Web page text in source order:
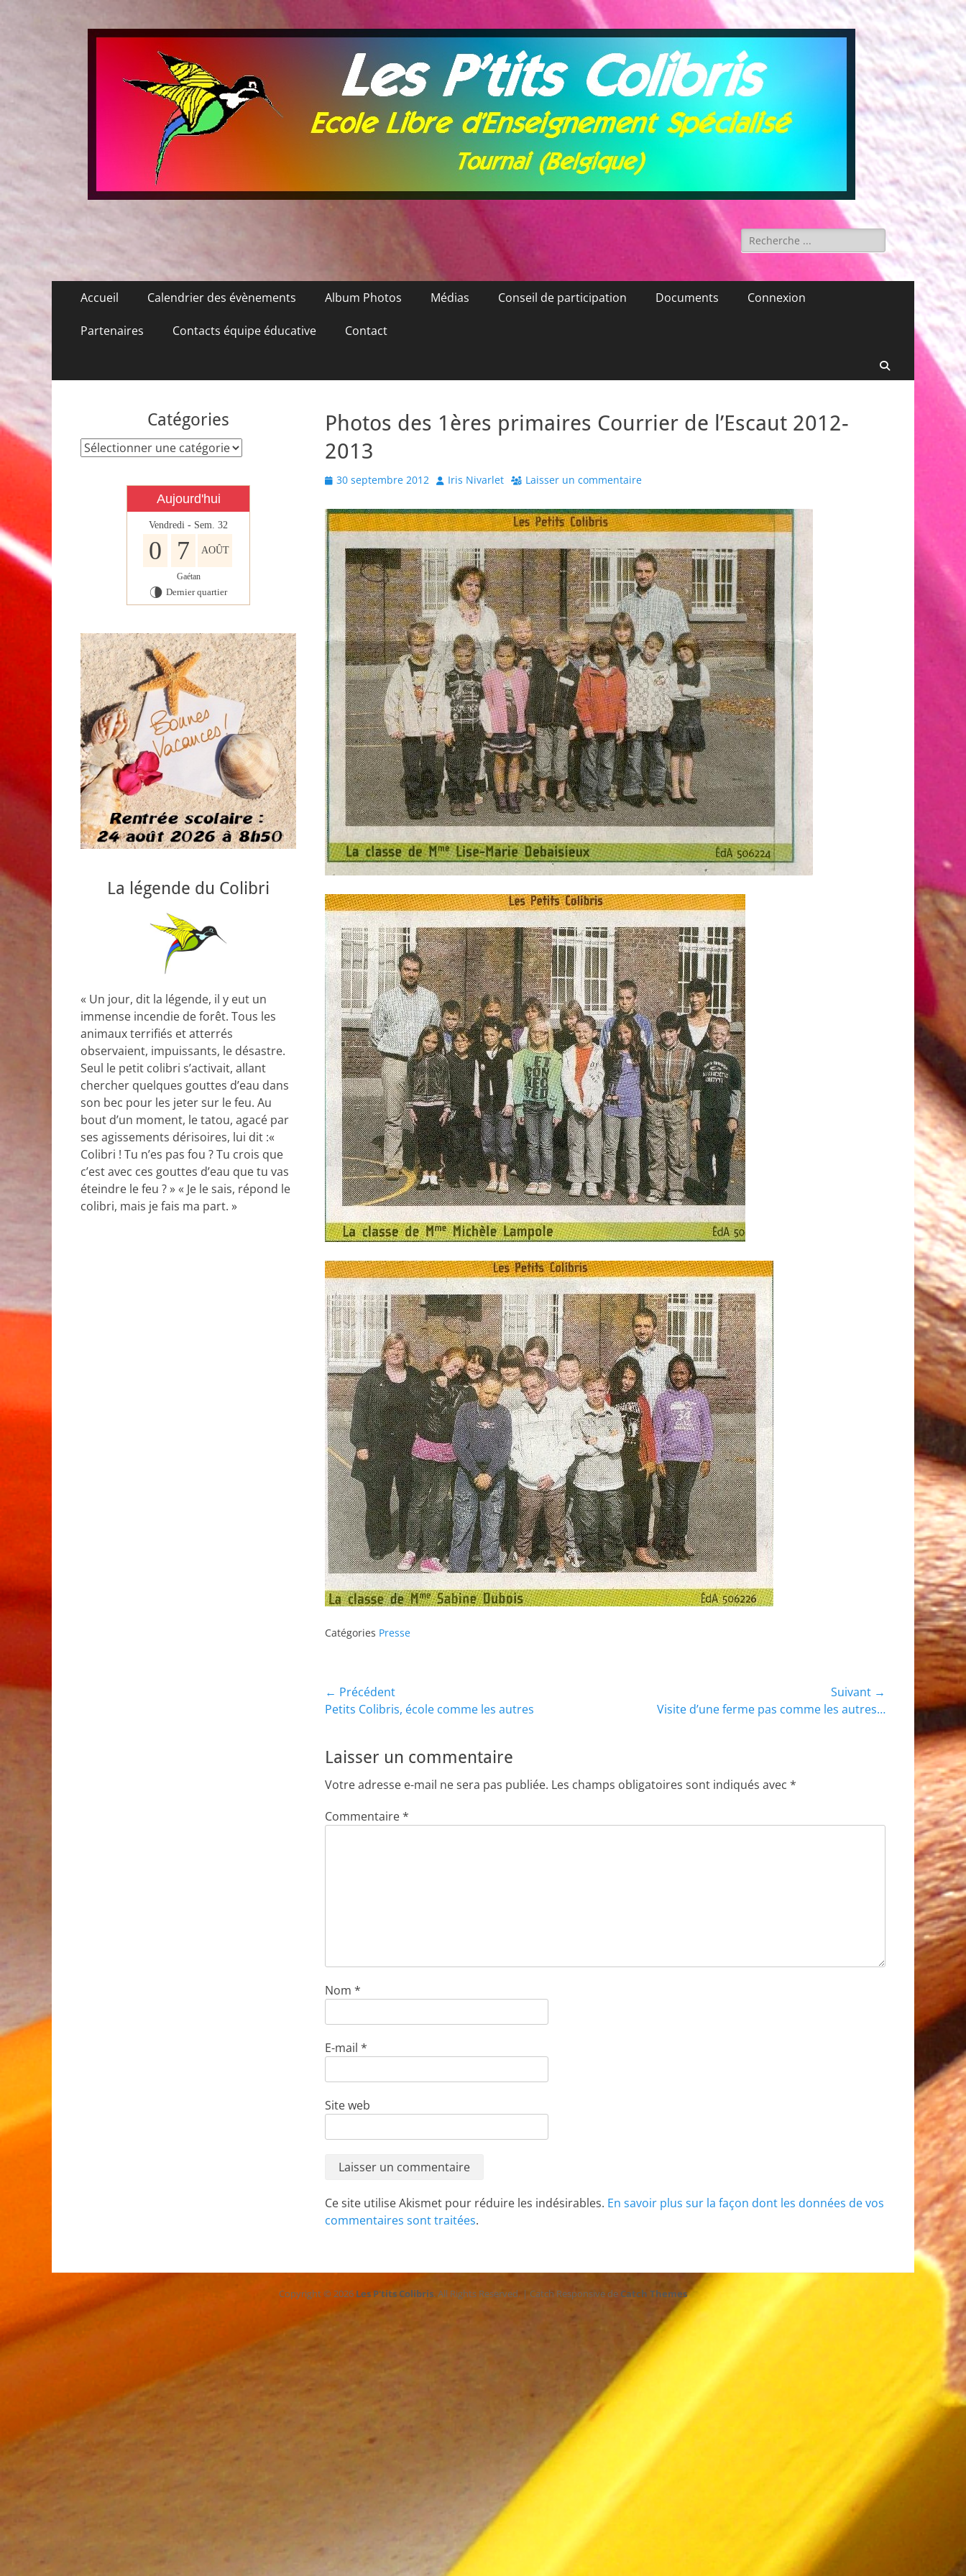
Les P'tits Colibris
Rechercher :
Menu
contenu
Accueil Calendrier des évènements Album Photos Médias Conseil de participation Documents Connexion
Partenaires Contacts équipe éducative Contact
Recherche
Photos des 1ères primaires Courrier de l’Escaut 2012-
2013
Posted
30 septembre 2012 Author
Iris Nivarlet Laisser un commentaire
Catégories Presse
Navigation
de
l’article
← Précédent
Article
Petits Colibris, école comme les autres
Suivant →
Visite d’une ferme pas comme les autres…
Laisser un commentaire
Votre adresse e-mail ne sera pas publiée. Les champs obligatoires sont indiqués avec *
Commentaire*
Nom *
E-mail *
Site web
Ce site utilise Akismet pour réduire les indésirables. En savoir plus sur la façon dont les données de vos
commentaires sont traitées.
Catégories
Catégories
Aujourd'hui
Vendredi - Sem. 32
0 7 AOÛT
Gaétan
U Dernier quartier
La légende du Colibri
« Un jour, dit la légende, il y eut un
immense incendie de forêt. Tous les
animaux terrifiés et atterrés
observaient, impuissants, le désastre.
Seul le petit colibri s’activait, allant
chercher quelques gouttes d’eau dans
son bec pour les jeter sur le feu. Au
bout d’un moment, le tatou, agacé par
ses agissements dérisoires, lui dit :«
Colibri ! Tu n’es pas fou ? Tu crois que
c’est avec ces gouttes d’eau que tu vas
éteindre le feu ? » « Je le sais, répond le
colibri, mais je fais ma part. »
Copyright © 2026 Les P'tits Colibris. All Rights Reserved. | Catch Responsive de Catch Themes